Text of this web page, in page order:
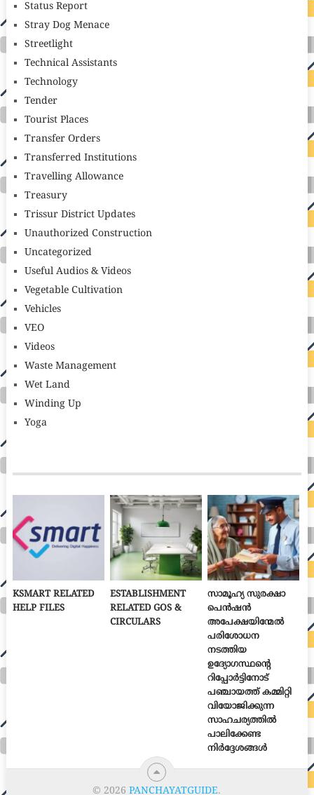
Status Report
Stray Dog Menace
Streetlight
Technical Assistants
Technology
Tender
Tourist Places
Transfer Orders
Transferred Institutions
Travelling Allowance
Treasury
Trissur District Updates
Unauthorized Construction
Uncategorized
Useful Audios & Videos
Vegetable Cultivation
Vehicles
VEO
Videos
Waste Management
Wet Land
Winding Up
Yoga
KSMART RELATED
HELP FILES
ESTABLISHMENT
RELATED GOS &
CIRCULARS
സാമൂഹ്യ സുരക്ഷാ
പെൻഷൻ
അപേക്ഷയിന്മേൽ
പരിശോധന
നടത്തിയ
ഉദ്യോഗസ്ഥന്റെ
റിപ്പോർട്ടിനോട്
പഞ്ചായത്ത് കമ്മിറ്റി
വിയോജിക്കുന്ന
സാഹചര്യത്തിൽ
പാലിക്കേണ്ട
നിർദ്ദേശങ്ങൾ
© 2026PANCHAYATGUIDE.